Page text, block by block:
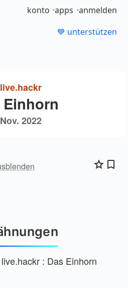
konto apps anmelden
💙 unterstützen
live.hackr
Einhorn
2022
live.hackr : Das Einhorn